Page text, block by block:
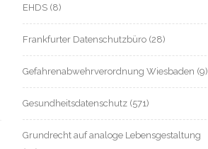
EHDS (8)
Frankfurter Datenschutzbüro (28)
Gefahrenabwehrverordnung Wiesbaden (9)
Gesundheitsdatenschutz (571)
Grundrecht auf analoge Lebensgestaltung